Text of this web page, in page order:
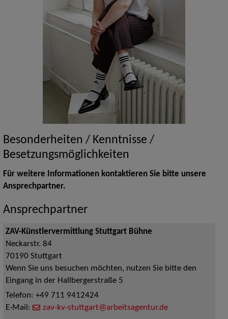
Besonderheiten / Kenntnisse /
Besetzungsmöglichkeiten
Für weitere Informationen kontaktieren Sie bitte unsere
Ansprechpartner.
Ansprechpartner
ZAV-Künstlervermittlung Stuttgart Bühne
Neckarstr. 84
70190 Stuttgart
Wenn Sie uns besuchen möchten, nutzen Sie bitte den
Eingang in der Hallbergerstraße 5
Telefon: +49 711 9412424
E-Mail:
zav-kv-stuttgart@arbeitsagentur.de